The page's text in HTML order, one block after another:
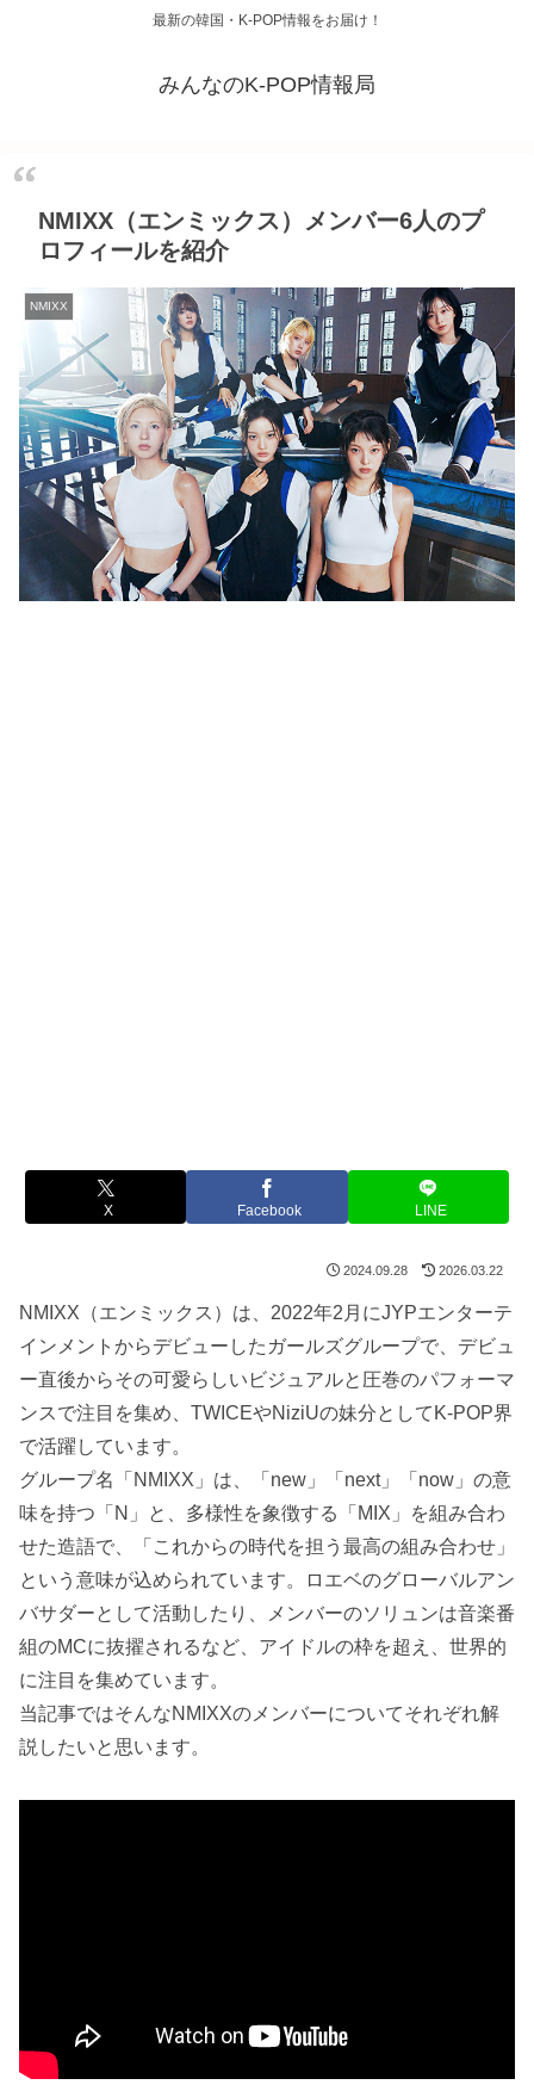
最新の韓国・K-POP情報をお届け！
みんなのK-POP情報局
NMIXX（エンミックス）メンバー6人のプ
ロフィールを紹介
NMIXX
X Facebook LINE
2024.09.28 2026.03.22
NMIXX（エンミックス）は、2022年2月にJYPエンターテ
インメントからデビューしたガールズグループで、デビュ
ー直後からその可愛らしいビジュアルと圧巻のパフォーマ
ンスで注目を集め、TWICEやNiziUの妹分としてK-POP界
で活躍しています。
グループ名「NMIXX」は、「new」「next」「now」の意
味を持つ「N」と、多様性を象徴する「MIX」を組み合わ
せた造語で、「これからの時代を担う最高の組み合わせ」
という意味が込められています。ロエベのグローバルアン
バサダーとして活動したり、メンバーのソリュンは音楽番
組のMCに抜擢されるなど、アイドルの枠を超え、世界的
に注目を集めています。
当記事ではそんなNMIXXのメンバーについてそれぞれ解
説したいと思います。